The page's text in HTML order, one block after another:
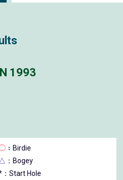
1993
：Birdie
△ ：Bogey
：Start Hole